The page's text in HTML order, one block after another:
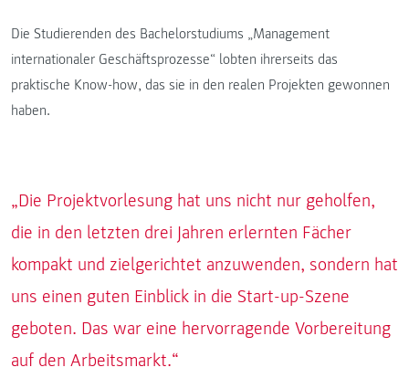
Die Studierenden des Bachelorstudiums „Management
internationaler Geschäftsprozesse“ lobten ihrerseits das
praktische Know-how, das sie in den realen Projekten gewonnen
haben.
„Die Projektvorlesung hat uns nicht nur geholfen,
die in den letzten drei Jahren erlernten Fächer
kompakt und zielgerichtet anzuwenden, sondern hat
uns einen guten Einblick in die Start-up-Szene
geboten. Das war eine hervorragende Vorbereitung
auf den Arbeitsmarkt.“